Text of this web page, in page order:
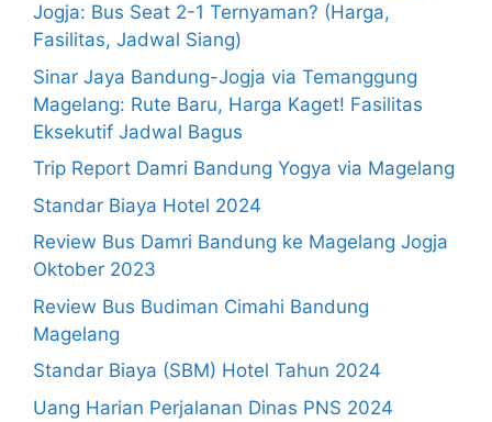
Jogja: Bus Seat 2-1 Ternyaman? (Harga,
Fasilitas, Jadwal Siang)
Sinar Jaya Bandung-Jogja via Temanggung
Magelang: Rute Baru, Harga Kaget! Fasilitas
Eksekutif Jadwal Bagus
Trip Report Damri Bandung Yogya via Magelang
Standar Biaya Hotel 2024
Review Bus Damri Bandung ke Magelang Jogja
Oktober 2023
Review Bus Budiman Cimahi Bandung
Magelang
Standar Biaya (SBM) Hotel Tahun 2024
Uang Harian Perjalanan Dinas PNS 2024